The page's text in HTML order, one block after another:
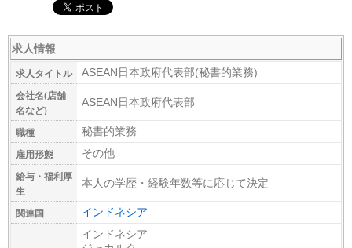
求人情報
求人タイトル ASEAN日本政府代表部(秘書的業務)
会社名(店舗
名など)
ASEAN日本政府代表部
職種 秘書的業務
雇用形態 その他
給与・福利厚
生
本人の学歴・経験年数等に応じて決定
関連国 インドネシア
インドネシア